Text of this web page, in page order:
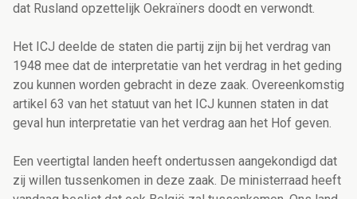
dat Rusland opzettelijk Oekraïners doodt en verwondt.
Het ICJ deelde de staten die partij zijn bij het verdrag van
1948 mee dat de interpretatie van het verdrag in het geding
zou kunnen worden gebracht in deze zaak. Overeenkomstig
artikel 63 van het statuut van het ICJ kunnen staten in dat
geval hun interpretatie van het verdrag aan het Hof geven.
Een veertigtal landen heeft ondertussen aangekondigd dat
zij willen tussenkomen in deze zaak. De ministerraad heeft